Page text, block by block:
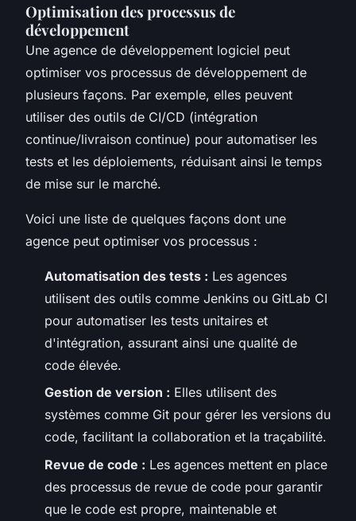
Optimisation des processus de
développement
Une agence de développement logiciel peut
optimiser vos processus de développement de
plusieurs façons. Par exemple, elles peuvent
utiliser des outils de CI/CD (intégration
continue/livraison continue) pour automatiser les
tests et les déploiements, réduisant ainsi le temps
de mise sur le marché.
Voici une liste de quelques façons dont une
agence peut optimiser vos processus :
Automatisation des tests : Les agences
utilisent des outils comme Jenkins ou GitLab CI
pour automatiser les tests unitaires et
d'intégration, assurant ainsi une qualité de
code élevée.
Gestion de version : Elles utilisent des
systèmes comme Git pour gérer les versions du
code, facilitant la collaboration et la traçabilité.
Revue de code : Les agences mettent en place
des processus de revue de code pour garantir
que le code est propre, maintenable et